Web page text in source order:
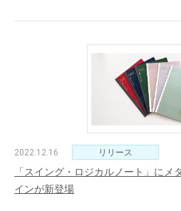
2022.12.16 リリース
「スイング・ロジカルノート」に
インが新登場